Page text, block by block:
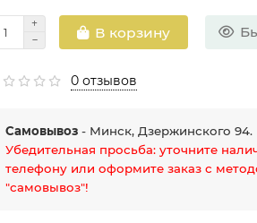
В корзину
0 отзывов
Самовывоз - Минск, Дзержинского 94.
Убедительная просьба: уточните
телефону или оформите заказ с
"самовывоз"!